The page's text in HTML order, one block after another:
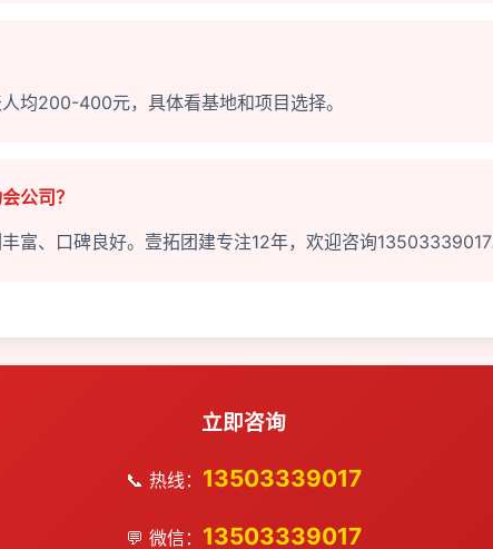
均200-400元，具体看基地和项目选择。
公司？
富、口碑良好。壹拓团建专注12年，欢迎咨询
立即咨询
📞 热线： 13503339017
💬 微信： 13503339017